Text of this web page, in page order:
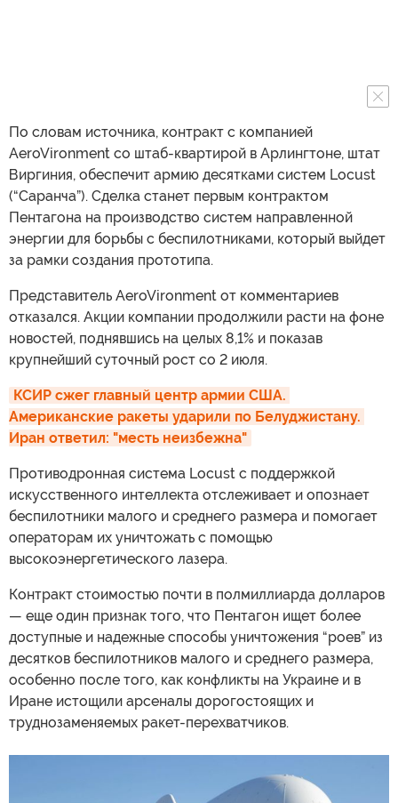
По словам источника, контракт с компанией
AeroVironment со штаб-квартирой в Арлингтоне, штат
Виргиния, обеспечит армию десятками систем Locust
(“Саранча”). Сделка станет первым контрактом
Пентагона на производство систем направленной
энергии для борьбы с беспилотниками, который выйдет
за рамки создания прототипа.
Представитель AeroVironment от комментариев
отказался. Акции компании продолжили расти на фоне
новостей, поднявшись на целых 8,1% и показав
крупнейший суточный рост со 2 июля.
КСИР сжег главный центр армии США.
Американские ракеты ударили по Белуджистану.
Иран ответил: "месть неизбежна"
Противодронная система Locust с поддержкой
искусственного интеллекта отслеживает и опознает
беспилотники малого и среднего размера и помогает
операторам их уничтожать с помощью
высокоэнергетического лазера.
Контракт стоимостью почти в полмиллиарда долларов
— еще один признак того, что Пентагон ищет более
доступные и надежные способы уничтожения “роев” из
десятков беспилотников малого и среднего размера,
особенно после того, как конфликты на Украине и в
Иране истощили арсеналы дорогостоящих и
труднозаменяемых ракет-перехватчиков.